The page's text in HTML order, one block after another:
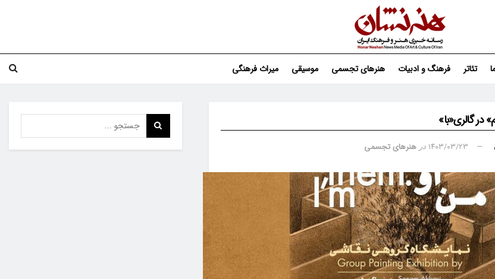
تئاتر فرهنگ و ادبیات هنرهای تجسمی موسیقی میراث فرهنگی
در گالری«با»
۱۴۰۳/۰۳/۲۳ در هنرهای تجسمی